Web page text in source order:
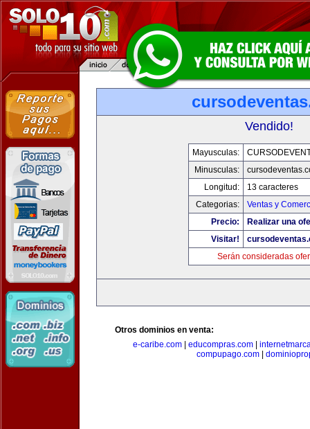
Vendido!
Mayusculas:
Minusculas:
Longitud:
13 caracteres
Categorias:
Ventas y
Precio:
Realizar una
Visitar!
Serán consideradas
Otros dominios en venta:
e-caribe.com| educompras.com|
compupago.com|